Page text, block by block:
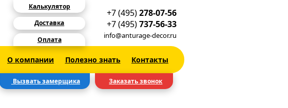
Калькулятор
Доставка
Оплата
+7 (495)278-07-56
+7 (495)737-56-33
info@anturage-decor.ru
О компании Полезно знать Контакты
Вызвать замерщика Заказать звонок